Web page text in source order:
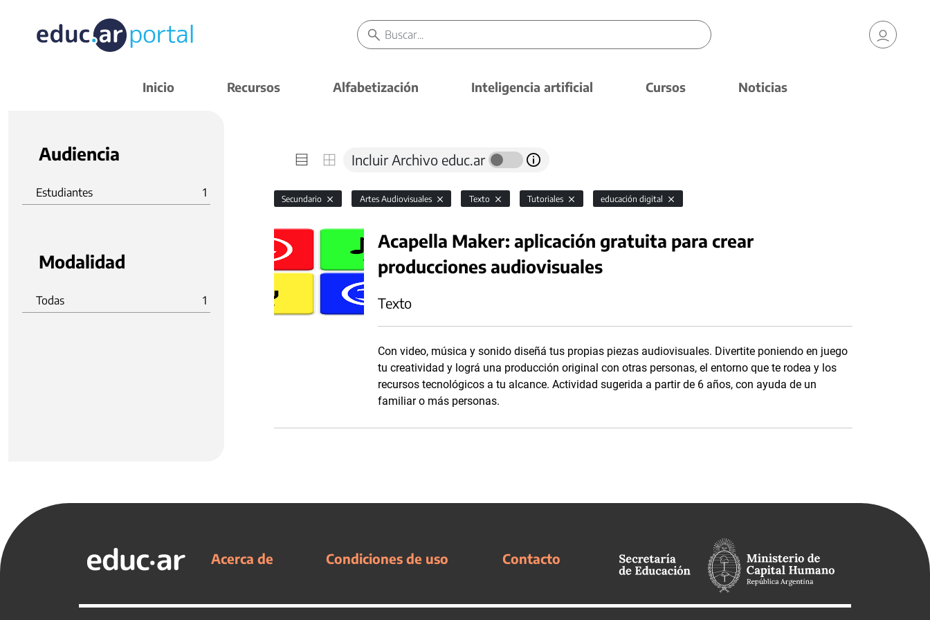
Inicio Recursos Alfabetización Inteligencia artificial Cursos Noticias
Audiencia
Estudiantes 1
Modalidad
Todas 1
Incluir Archivo educ.ar
Secundario Artes Audiovisuales Texto Tutoriales educación digital
Acapella Maker: aplicación gratuita para crear
producciones audiovisuales
Texto
Con video, música y sonido diseñá tus propias piezas audiovisuales. Divertite poniendo en juego
tu creatividad y lográ una producción original con otras personas, el entorno que te rodea y los
recursos tecnológicos a tu alcance. Actividad sugerida a partir de 6 años, con ayuda de un
familiar o más personas.
Acerca de Condiciones de uso Contacto